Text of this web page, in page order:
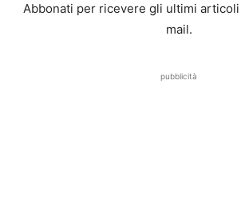
Abbonati per ricevere gli ultimi
mail.
pubblicità